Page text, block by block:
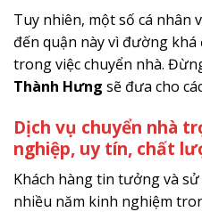
Tuy nhiên, một số cá nhân
đến quận này vì đường
trong việc chuyển nhà.
Thành Hưng sẽ đưa cho
Dịch vụ chuyển nhà
nghiệp, uy tín, chất
Khách hàng tin tưởng và
nhiều năm kinh nghiệm